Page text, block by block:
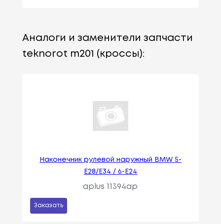
Аналоги и заменители запчасти
teknorot m201 (кроссы):
Наконечник рулевой наружный BMW 5-
E28/E34 / 6-E24
aplus 11394ap
Заказать